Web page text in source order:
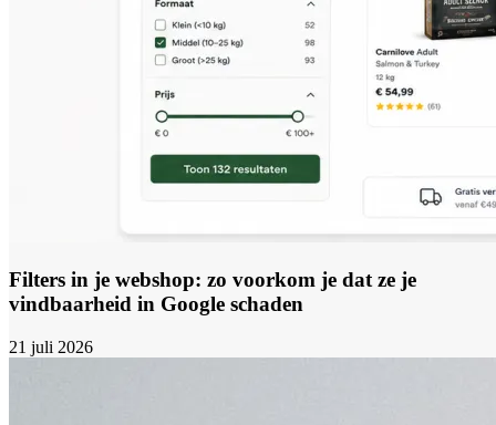
Filters in je webshop: zo voorkom je dat ze je
vindbaarheid in Google schaden
21 juli 2026